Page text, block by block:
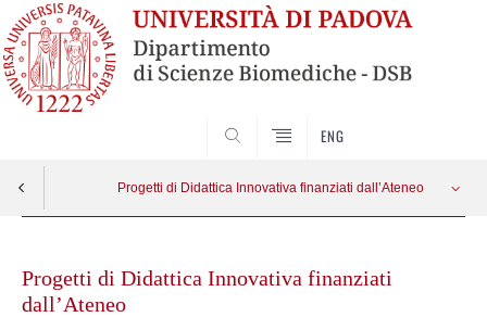
ENG
Progetti di Didattica Innovativa finanziati dall’Ateneo
VirtuaLab
contentProgetti di Didattica Innovativa finanziati
dall’Ateneo